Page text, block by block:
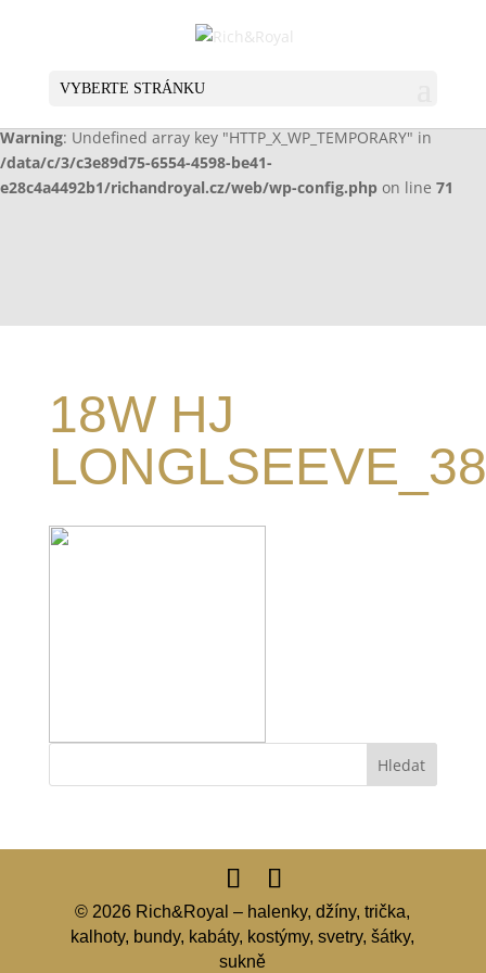
: Undefined array key "HTTP_X_WP_TEMPORARY" in
e28c4a4492b1/richandroyal.cz/web/wp-config.php
Warning: Undefined array key "HTTP_X_WP_TEMPORARY" in
/data/c/3/c3e89d75-6554-4598-be41-
e28c4a4492b1/richandroyal.cz/web/wp-config.php on line 71
VYBERTE STRÁNKU
18W HJ
© 2026 Rich&Royal – halenky, džíny, trička,
kalhoty, bundy, kabáty, kostýmy, svetry, šátky,
sukně